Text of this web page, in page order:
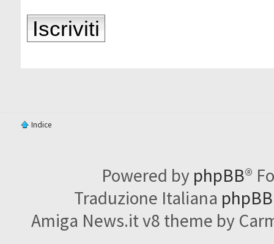
Iscriviti
Indice
Powered by phpBB®
Traduzione Italiana
Amiga News.it v8 theme by